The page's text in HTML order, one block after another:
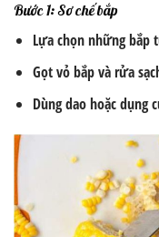
Bước 1: Sơ chế bắp
Lựa chọn những
Gọt vỏ bắp và rửa
Dùng dao hoặc dụng